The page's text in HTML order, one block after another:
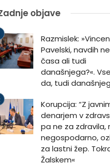
objave
Razmislek:
Pavelski, navdih
časa ali tudi
današnjega?«.
da, tudi
Korupcija: “Z
denarjem v
pa ne za zdravila,
negospodarno,
za lastni žep.
Žalskem«